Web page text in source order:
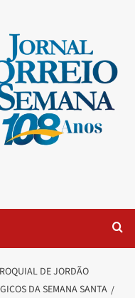
DE JORDÃO
DA SEMANA SANTA